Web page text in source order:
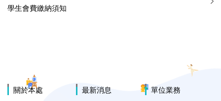
學生會費繳納須知
關於本處 最新消息 單位業務